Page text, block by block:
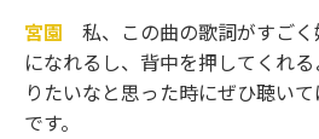
宮園 私、この曲の歌詞がすご
になれるし、背中を押してくれ
りたいなと思った時にぜひ聴い
です。